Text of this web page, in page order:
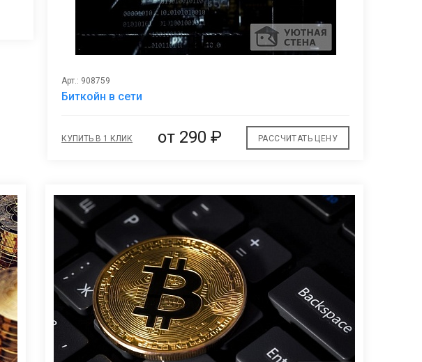
Арт.: 908759
Биткойн в сети
КУПИТЬ В 1 КЛИК от290 ₽ РАССЧИТАТЬ ЦЕНУ